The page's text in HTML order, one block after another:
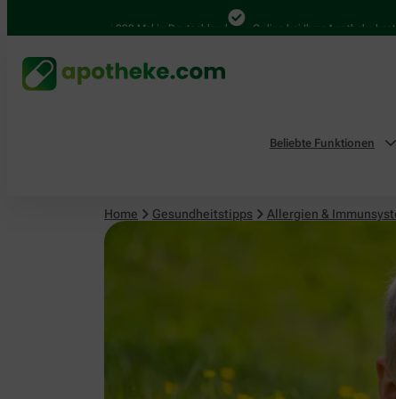
4.000 Mal in Deutschland Online bei Ihrer Apotheke bestellen
Beliebte Funktionen
Home Gesundheitstipps Allergien &
Allergien & Immunsystem